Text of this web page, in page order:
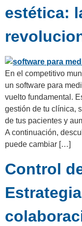
estética:
En el competitivo
un software para
vuelto fundamental.
gestión de tu clínica,
de tus pacientes y
A continuación,
puede cambiar […]
Control